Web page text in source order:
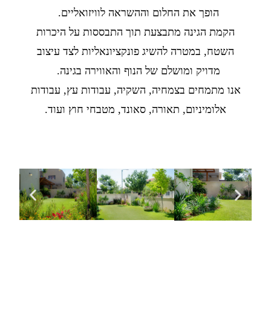
הופך את החלום וההשראה לוויזואליים.
הקמת הגינה מתבצעת תוך התבססות על היכרות
השטח, במטרה להשיג פונקציונאליות לצד עיצוב
מדויק ומושלם של הנוף והאווירה בגינה.
אנו מתמחים בצמחיה, השקיה, עבודות עץ, עבודות
אלומיניום, תאורה, סאונד, מטבחי חוץ ועוד.